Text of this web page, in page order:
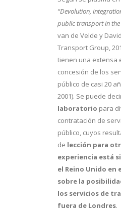
“Devolution,
public transport in the
van de Velde y
Transport Group,
tienen una extensa
concesión de los
público de casi 20
2001). Se puede
laboratorio para
contratación de
público, cuyos
de lección para
experiencia está
el Reino Unido
sobre la
los servicios de
fuera de Londres.